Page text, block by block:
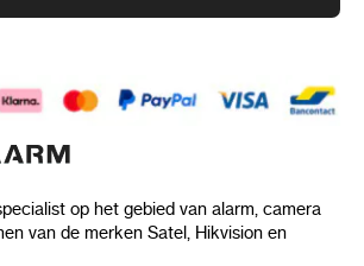
op het gebied van alarm, camera
van de merken Satel, Hikvision en